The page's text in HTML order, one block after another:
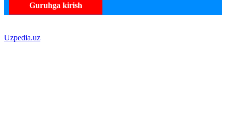
Guruhga kirish
Uzpedia.uz